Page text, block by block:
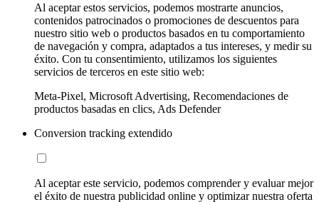
Al aceptar estos servicios, podemos mostrarte anuncios,
contenidos patrocinados o promociones de descuentos para
nuestro sitio web o productos basados en tu comportamiento
de navegación y compra, adaptados a tus intereses, y medir su
éxito. Con tu consentimiento, utilizamos los siguientes
servicios de terceros en este sitio web:
Meta-Pixel, Microsoft Advertising, Recomendaciones de
productos basadas en clics, Ads Defender
Conversion tracking extendido
Al aceptar este servicio, podemos comprender y evaluar mejor
el éxito de nuestra publicidad online y optimizar nuestra oferta